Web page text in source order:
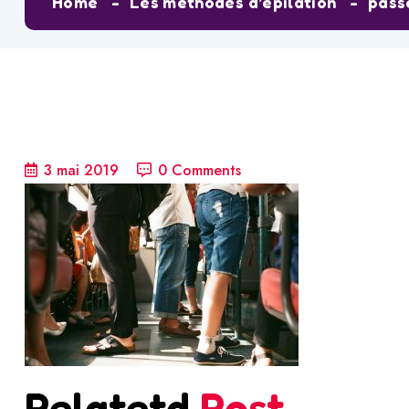
3 mai 2019 0 Comments